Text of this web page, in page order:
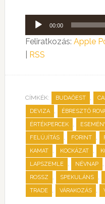
Audió
lejátszó
00:00
Feliratkozás: Apple
RSS
CÍMKÉK: BUDAŐEST ,
DEVIZA , ÉBRESZTŐ
ÉRTÉKPERCEK ,
FELÚJÍTÁS , FORINT ,
KAMAT , KOCKÁZAT ,
LAPSZEMLE , NÉVNAP ,
ROSSZ , SPEKULÁNS ,
TRADE , VÁRAKOZÁS ,